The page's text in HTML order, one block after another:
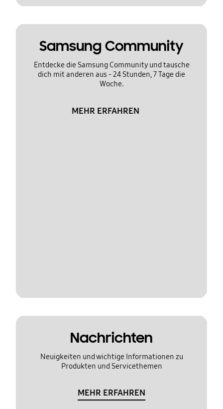
Samsung Community
Entdecke die Samsung Community und tausche
dich mit anderen aus - 24 Stunden, 7 Tage die
Woche.
MEHR ERFAHREN
Nachrichten
Neuigkeiten und wichtige Informationen zu
Produkten und Servicethemen
MEHR ERFAHREN